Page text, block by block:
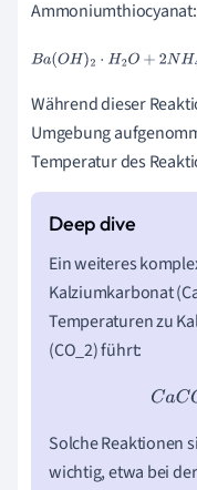
Ammoniumthiocyanat:
Ba(O H)2⋅H2O+2N
Während dieser
Umgebung
Temperatur des
Ein weiteres
Kalziumkarbonat
Temperaturen zu
(CO_2) führt:
C
Solche Reaktionen
wichtig, etwa bei